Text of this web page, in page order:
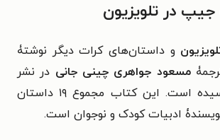
در تلویزیون
و داستان‌های کرات دیگر نوشتۀ
مسعود جواهری چینی جانی در نشر
افکار به چاپ رسیده است. این کتاب مجموع ۱۹ داستان
نویسندۀ ادبیات کودک و نوجوان است.